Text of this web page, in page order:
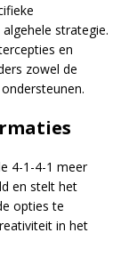
strategie.
en
zowel de
4-1-4-1 meer
en stelt het
opties te
in het